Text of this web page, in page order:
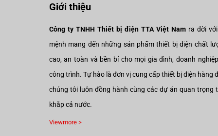
Giới thiệu
Công ty TNHH Thiết bị điện TTA Việt Nam ra đời
mệnh mang đến những sản phẩm thiết bị điện chất
cao, an toàn và bền bỉ cho mọi gia đình, doanh
công trình. Tự hào là đơn vị cung cấp thiết bị điện hàng
chúng tôi luôn đồng hành cùng các dự án quan trọng
khắp cả nước.
Viewmore >